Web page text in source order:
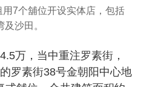
7个舖位开设实体店，包括
沙田。
万，当中重注罗素街，
罗素街38号金朝阳中心地